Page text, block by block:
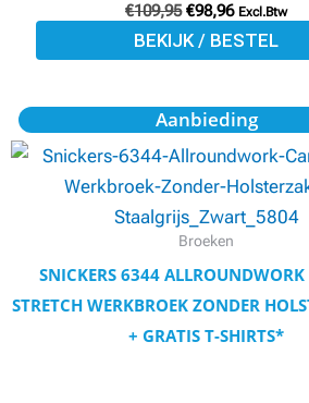
€109,95 €98,96 Excl.Btw
BEKIJK / BESTEL
worden
op
Aanbieding
Broeken
SNICKERS 6344 ALLROUNDWORK
STRETCH WERKBROEK ZONDER
+ GRATIS T-SHIRTS*
Oorspronkelijke
prijs
was:
€98,95.
Huidige
prijs
is:
€89,05.
Dit
product
heeft
meerdere
variaties.
Deze
optie
kan